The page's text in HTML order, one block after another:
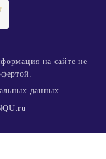
на сайте не
данных